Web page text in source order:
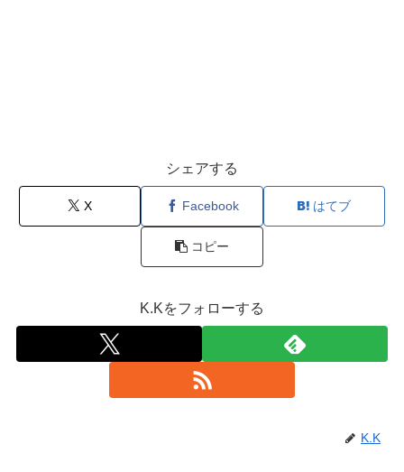
シェアする
X Facebook はてブ
コピー
K.Kをフォローする
K.K